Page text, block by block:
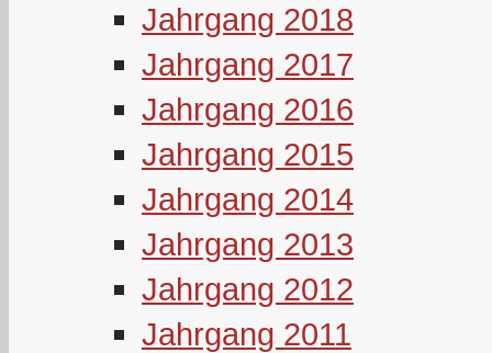
Jahrgang 2018
Jahrgang 2017
Jahrgang 2016
Jahrgang 2015
Jahrgang 2014
Jahrgang 2013
Jahrgang 2012
Jahrgang 2011